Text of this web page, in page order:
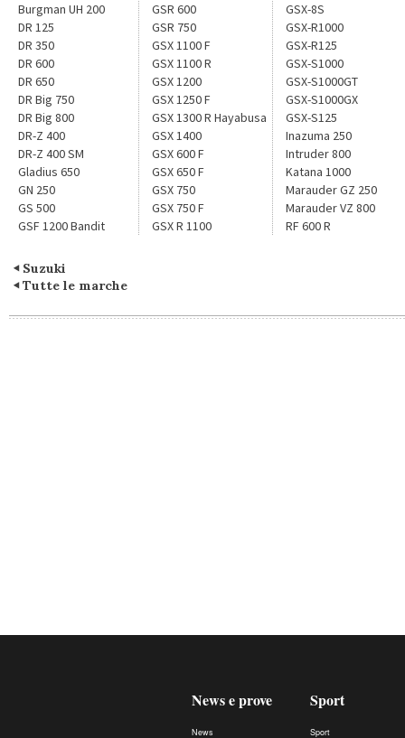
Burgman UH 200
DR 125
DR 350
DR 600
DR 650
DR Big 750
DR Big 800
DR-Z 400
DR-Z 400 SM
Gladius 650
GN 250
GS 500
GSF 1200 Bandit
GSR 600
GSR 750
GSX 1100 F
GSX 1100 R
GSX 1200
GSX 1250 F
GSX 1300 R Hayabusa
GSX 1400
GSX 600 F
GSX 650 F
GSX 750
GSX 750 F
GSX R 1100
GSX-8S
GSX-R1000
GSX-R125
GSX-S1000
GSX-S1000GT
GSX-S1000GX
GSX-S125
Inazuma 250
Intruder 800
Katana 1000
Marauder GZ 250
Marauder VZ 800
RF 600 R
Suzuki
Tutte le marche
News e prove
News
Sport
Sport